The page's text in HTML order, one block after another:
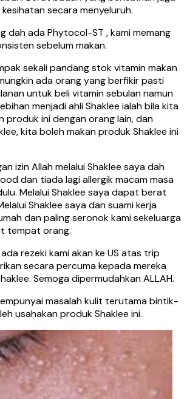
secara menyeluruh.
dah ada Phytocol-ST , kami memang
sebelum makan.
sekali pandang stok vitamin makan
ada orang yang berfikir pasti
untuk beli vitamin sebulan namun
menjadi ahli Shaklee ialah bila kita
produk ini dengan orang lain, dan
kita boleh makan produk Shaklee ini
izin Allah melalui Shaklee saya dah
dan tiada lagi allergik macam masa
Melalui Shaklee saya dapat berat
Shaklee saya dan suami kerja
dan paling seronok kami sekeluarga
tempat orang.
rezeki kami akan ke US atas trip
secara percuma kepada mereka
Semoga dipermudahkan ALLAH.
masalah kulit terutama bintik-
usahakan produk Shaklee ini.